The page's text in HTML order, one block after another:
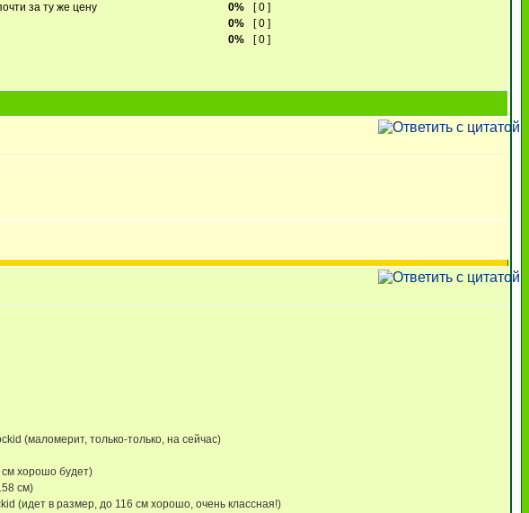
за ту же цену
0%
[ 0 ]
0%
[ 0 ]
0%
[ 0 ]
(маломерит, только-только, на сейчас)
см хорошо будет)
см)
(идет в размер, до 116 см хорошо, очень классная!)